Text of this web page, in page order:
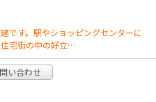
です。駅やショッピングセンターに
宅街の中の好立…
い合わせ